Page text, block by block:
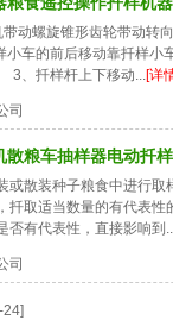
动螺旋锥形齿轮带动转
的前后移动靠扦样小
、扦样杆上下移动...[详
司
粮车抽样器电动扦
或散装种子粮食中进行取
扦取适当数量的有代表性
否有代表性，直接影响到
司